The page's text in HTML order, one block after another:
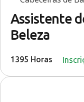
Assistente
Beleza
1395 Horas